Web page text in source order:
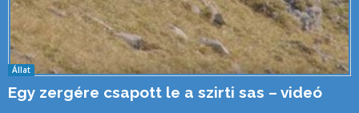
Állat
Egy zergére csapott le a szirti sas – videó